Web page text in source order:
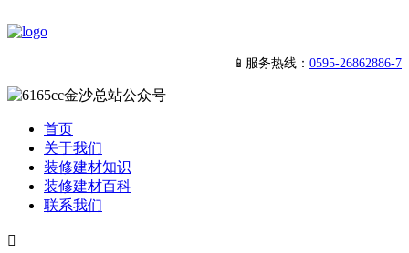
📱服务热线： 0595-26862886-7
首页
关于我们
装修建材知识
装修建材百科
联系我们
